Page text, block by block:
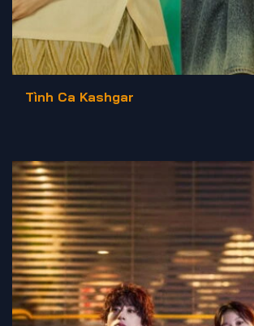
Tình Ca Kashgar